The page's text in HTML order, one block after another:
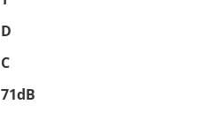
D
C
71dB